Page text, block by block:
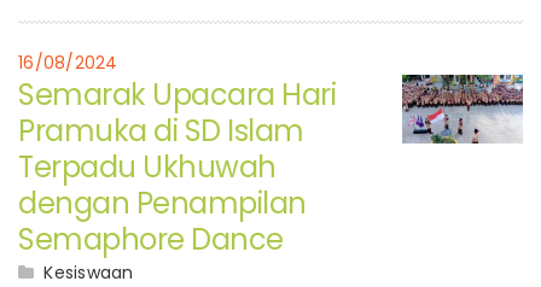
16/08/2024
Semarak Upacara Hari
Pramuka di SD Islam
Terpadu Ukhuwah
dengan Penampilan
Semaphore Dance
Kesiswaan